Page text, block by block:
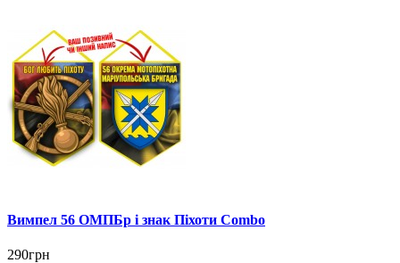
Вимпел 56 ОМПБр і знак Піхоти Combo
290грн